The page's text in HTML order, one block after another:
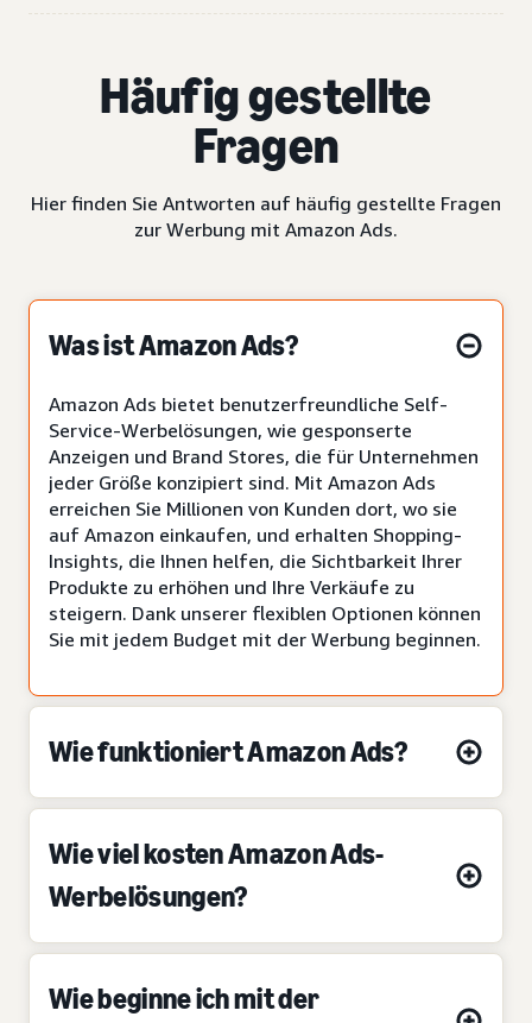
Häufig gestellte
Fragen
Hier finden Sie Antworten auf häufig gestellte Fragen
zur Werbung mit Amazon Ads.
Was ist Amazon Ads?
Amazon Ads bietet benutzerfreundliche Self-
Service-Werbelösungen, wie gesponserte
Anzeigen und Brand Stores, die für Unternehmen
jeder Größe konzipiert sind. Mit Amazon Ads
erreichen Sie Millionen von Kunden dort, wo sie
auf Amazon einkaufen, und erhalten Shopping-
Insights, die Ihnen helfen, die Sichtbarkeit Ihrer
Produkte zu erhöhen und Ihre Verkäufe zu
steigern. Dank unserer flexiblen Optionen können
Sie mit jedem Budget mit der Werbung beginnen.
Wie funktioniert Amazon Ads?
Wie viel kosten Amazon Ads-
Werbelösungen?
Wie beginne ich mit der